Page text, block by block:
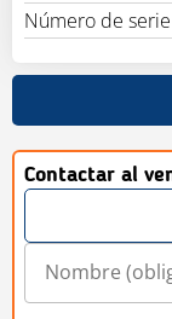
Número de serie
Contactar al